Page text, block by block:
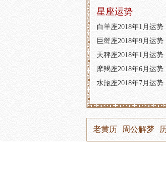
星座运势
白羊座2018年1月运势
巨蟹座2018年9月运势
天秤座2018年1月运势
摩羯座2018年6月运势
水瓶座2018年7月运势
老黄历 周公解梦